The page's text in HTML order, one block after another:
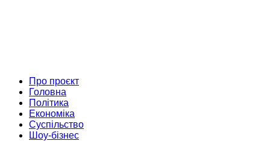
Про проєкт
Головна
Політика
Економіка
Суспільство
Шоу-бізнес